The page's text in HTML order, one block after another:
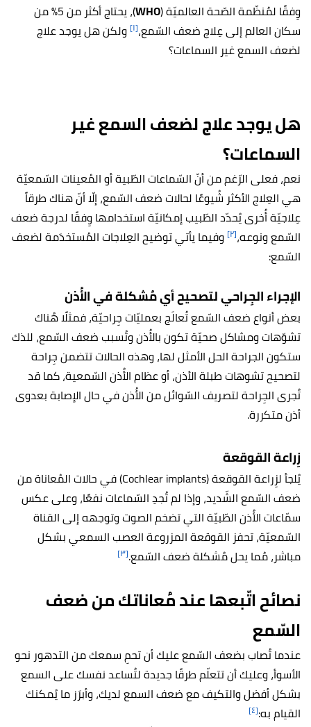
وِفقًا لمُنظّمة الصّحة العالميّة (WHO
)، يحتاج أكثر من 5% من
سكان العالم إلى عِلاج ضعف السّمع،[١] ولكن هل يوجد علاج
لضعف السمع غير السماعات؟
هل يوجد علاج لضعف السمع غير
السماعات؟
نعم، فعلى الرّغم من أنّ السّماعات الطّبية أو المُعينات السّمعيّة
هي العِلاج الأكثر شُيوعًا لحالات ضعف السّمع، إلّا أنّ هناك طرقاً
عِلاجيّة أُخرى يُحدّد الطّبيب إمكانيّة استخدامها وِفقًا لدرجة ضعف
السّمع ونوعه،[٢]
وفيما يأتي توضيح العِلاجات المُستخدَمة لضعف
السّمع:
الإجراء الجِراحي لتصحيح أي مُشكلة في الأُذن
بعض أنواع ضعف السّمع تُعالَج بعمليّات جِراحيّة، فمثلًا هُناك
تشوّهات ومشاكل صحيّة تكون بالأُذن وتُسبب ضعف السّمع، للذك
ستكون الجراحة الحل الأمثل لها، وهذه الحالات تتضمن جِراحة
لتصحيح تشوهات طبلة الأذن، أو عظام الأُذن السّمعية، كما قد
تُجرى الجِراحة لتصريف السّوائل من الأُذن في حال الإصابة بعدوى
أذن متكررة.
زِراعة القوقعة
يُلجأ لزِراعة القوقعة (Cochlear implants) في حالات المُعاناة من
ضعف السّمع الشّديد، وإذا لم تُجدِ السّماعات نفعًا، وعلى عكس
سمّاعات الأُذن الطّبيّة التي تضخم الصوت وتوجهه إلى القناة
السّمعيّة، تحفز القوقعة المزروعة العصب السمعي بشكل
مباشر، مُما يحل مُشكلة ضعف السّمع.[٣]
نصائح اتّبعها عند مُعاناتك من ضعف
السّمع
عندما تُصاب بضعف السّمع عليك أن تحمِ سمعك من التدهور نحو
الأسوأ، وعليك أن تتعلّم طرقًا جديدة لتُساعد نفسك على السمع
بشكل أفضل والتكيف مع ضعف السمع لديك، وأبرَز ما يُمكنك
القيام به:[٤]